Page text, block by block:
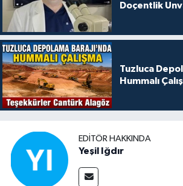
Doçentlik
Tuzluca
Hummalı
EDITÖR HAKKINDA
Yeşil Iğdır